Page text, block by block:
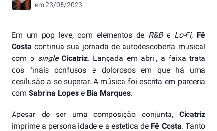
em23/05/2023
Em um pop leve, com elementos de R&Be Lo-Fi, Fê
Costa continua sua jornada de autodescoberta musical
com o singleCicatriz. Lançada em abril, a faixa trata
dos finais confusos e dolorosos em que há uma
desilusão a se superar. A música foi escrita em parceria
com Sabrina Lopes e Bia Marques.
Apesar de ser uma composição conjunta, Cicatriz
imprime a personalidade e a estética de Fê Costa. Tanto